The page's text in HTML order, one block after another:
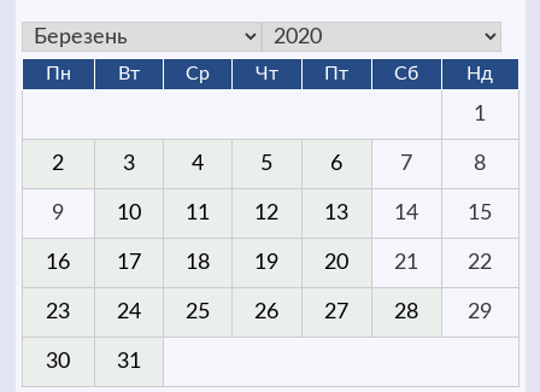
Пн Вт Ср Чт Пт Сб Нд
1
2 3 4 5 6 7 8
9 10 11 12 13 14 15
16 17 18 19 20 21 22
23 24 25 26 27 28 29
30 31